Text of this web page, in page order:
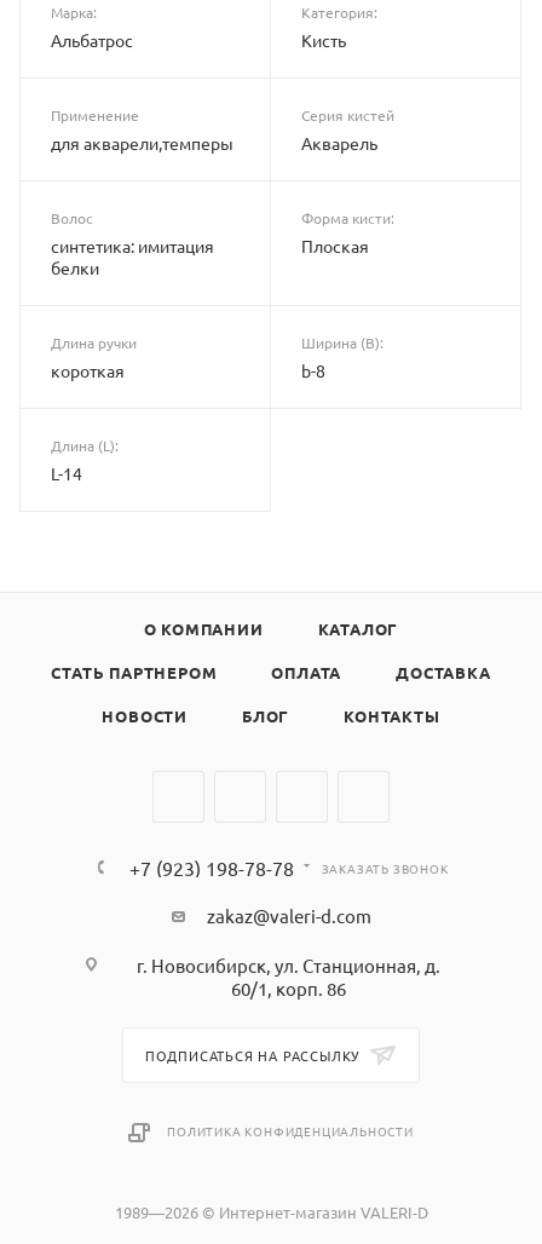
Марка:
Альбатрос
Категория:
Кисть
Применение
для акварели,темперы
Серия кистей
Акварель
Волос
синтетика: имитация
белки
Форма кисти:
Плоская
Длина ручки
короткая
Ширина (B):
b-8
Длина (L):
L-14
О КОМПАНИИ КАТАЛОГ
СТАТЬ ПАРТНЕРОМ ОПЛАТА ДОСТАВКА
НОВОСТИ БЛОГ КОНТАКТЫ
+7 (923) 198-78-78 ЗАКАЗАТЬ ЗВОНОК
zakaz@valeri-d.com
г. Новосибирск, ул. Станционная, д.
60/1, корп. 86
ПОДПИСАТЬСЯ НА РАССЫЛКУ
ПОЛИТИКА КОНФИДЕНЦИАЛЬНОСТИ
1989—2026 © Интернет-магазин VALERI-D